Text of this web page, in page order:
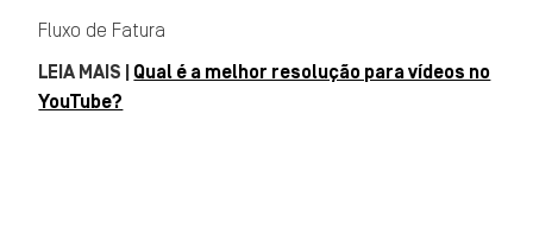
Fluxo de Fatura
LEIA MAIS | Qual é a melhor resolução para vídeos no
YouTube?